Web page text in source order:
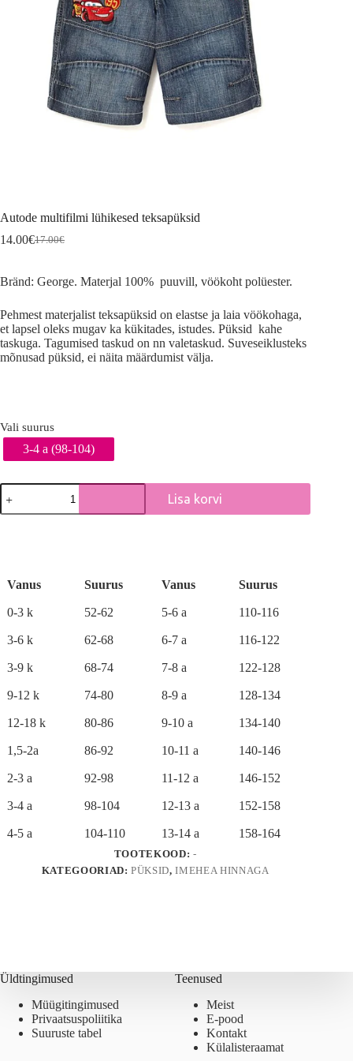
Autode multifilmi lühikesed teksapüksid
17.00€
Algne
oli:
17.00€.
14.00€Current
is:
14.00€.
Bränd: George. Materjal 100% puuvill, vöökoht polüester.
Pehmest materjalist teksapüksid on elastse ja laia vöökohaga,
et lapsel oleks mugav ka kükitades, istudes. Püksid kahe
taskuga. Tagumised taskud on nn valetaskud. Suveseiklusteks
mõnusad püksid, ei näita määrdumist välja.
Vali suurus
3-4 a (98-104)
Autode
multifilmi
lühikesed
Lisa korvi
Vanus Suurus Vanus Suurus
0-3 k 52-62 5-6 a 110-116
3-6 k 62-68 6-7 a 116-122
3-9 k 68-74 7-8 a 122-128
9-12 k 74-80 8-9 a 128-134
12-18 k 80-86 9-10 a 134-140
1,5-2a 86-92 10-11 a 140-146
2-3 a 92-98 11-12 a 146-152
3-4 a 98-104 12-13 a 152-158
4-5 a 104-110 13-14 a 158-164
TOOTEKOOD: -
KATEGOORIAD:PÜKSID,IMEHEA HINNAGA
Üldtingimused
Müügitingimused
Privaatsuspoliitika
Suuruste tabel
Teenused
Meist
E-pood
Kontakt
Külalisteraamat